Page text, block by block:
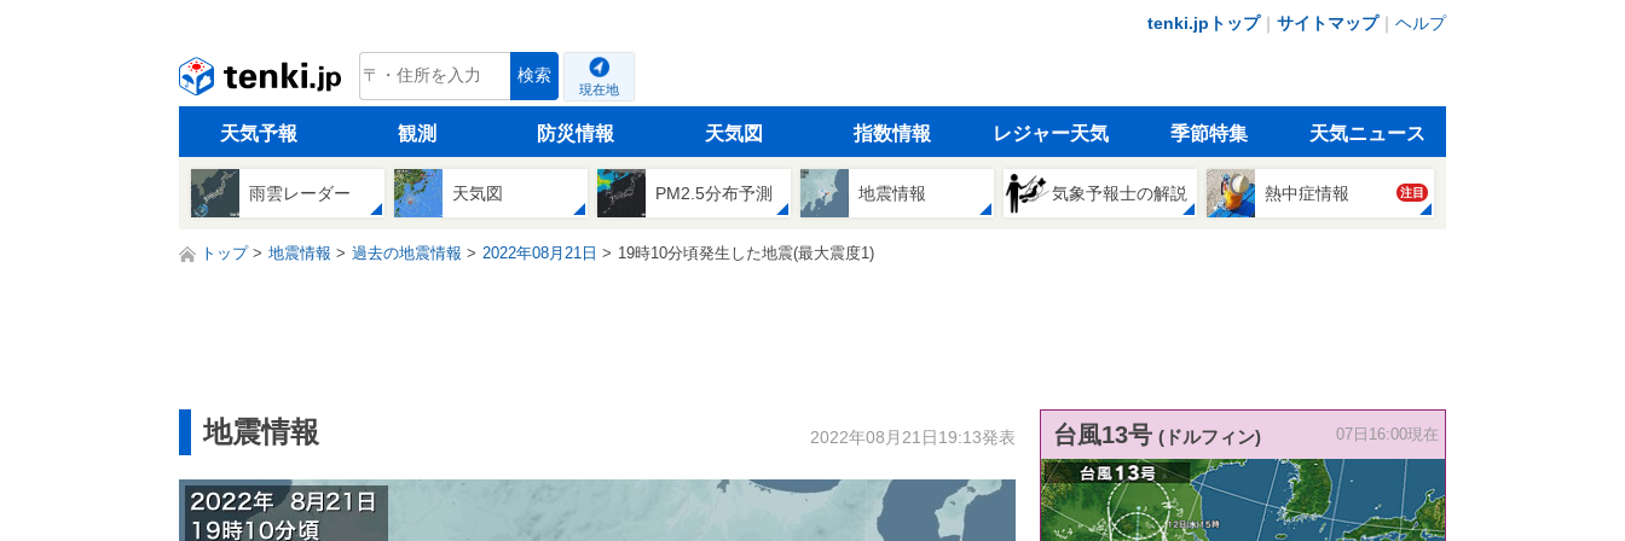
tenki.jpトップ｜ サイトマップ｜ ヘルプ
tenki.jp 検索
現在地
天気予報 観測 防災情報 天気図 指数情報 レジャー天気 季節特集 天気ニュース
雨雲レーダー 天気図 PM2.5分布予測 地震情報 気象予報士の解説 熱中症情報 注目
トップ 地震情報 過去の地震情報 2022年08月21日 19時10分頃発生した地震(最大震度1)
地震情報 2022年08月21日19:13発表 台風13号 (ドルフィン) 07日16:00現在